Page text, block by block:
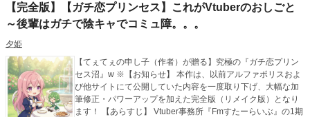
【完全版】【ガチ恋プリンセス】これがVtuberのおしごと
～後輩はガチで陰キャでコミュ障。。。
夕姫
​​【てぇてぇの申し子（作者）が贈る】究極の『ガチ恋プリン
セス沼』w ※​【お知らせ】 本作は、以前アルファポリスおよ
び他サイトにて公開していた内容を一度取り下げ、大幅な加
筆修正・パワーアップを加えた完全版（リメイク版）となり
ます！ ​【あらすじ】 Vtuber事務所『Fmすたーらいぶ』の1期